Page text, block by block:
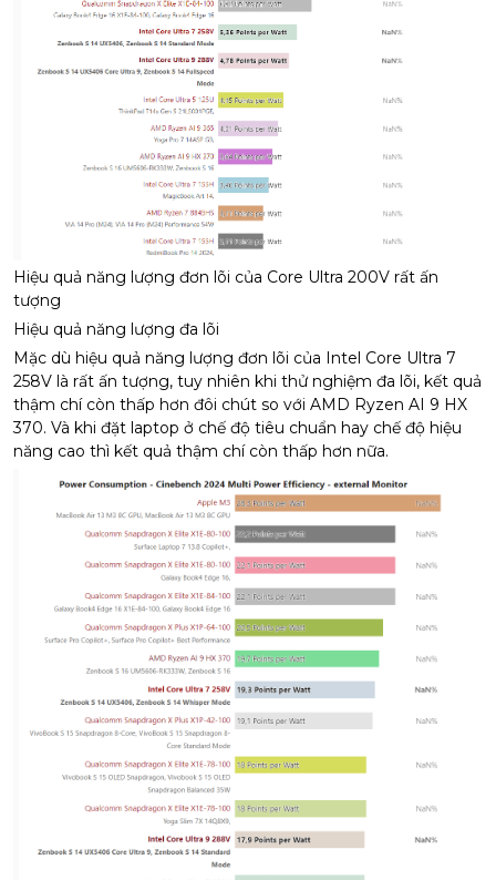
Hiệu quả năng lượng đơn lõi của Core Ultra 200V rất ấn
tượng
Hiệu quả năng lượng đa lõi
Mặc dù hiệu quả năng lượng đơn lõi của Intel Core Ultra 7
258V là rất ấn tượng, tuy nhiên khi thử nghiệm đa lõi, kết quả
thậm chí còn thấp hơn đôi chút so với AMD Ryzen AI 9 HX
370. Và khi đặt laptop ở chế độ tiêu chuẩn hay chế độ hiệu
năng cao thì kết quả thậm chí còn thấp hơn nữa.